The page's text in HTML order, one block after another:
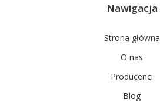
Nawigacja
Strona główna
O nas
Producenci
Blog